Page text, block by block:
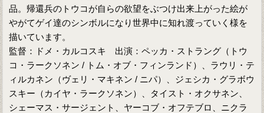
品。帰還兵のトウコが自らの欲望をぶつけ出来上がった絵が
やがてゲイ達のシンボルになり世界中に知れ渡っていく様を
描いています。
監督：ドメ・カルコスキ 出演：ペッカ・ストラング（トウ
コ・ラークソネン / トム・オブ・フィンランド）、ラウリ・テ
ィルカネン（ヴェリ・マキネン / ニパ）、ジェシカ・グラボウ
スキー（カイヤ・ラークソネン）、タイスト・オクサネン、
シェーマス・サージェント、ヤーコブ・オフテブロ、ニクラ